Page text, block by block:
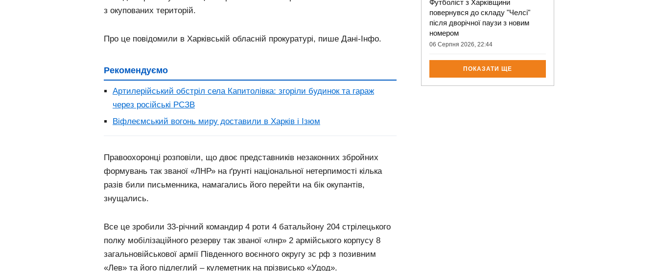
з окупованих територій.
Про це повідомили в Харківській обласній прокуратурі, пише Дані-Інфо.
Рекомендуємо
Артилерійський обстріл села Капитолівка: згоріли будинок та гараж
через російські РСЗВ
Віфлеємський вогонь миру доставили в Харків і Ізюм
Правоохоронці розповіли, що двоє представників незаконних збройних
формувань так званої «ЛНР» на ґрунті національної нетерпимості кілька
разів били письменника, намагались його перейти на бік окупантів,
знущались.
Все це зробили 33-річний командир 4 роти 4 батальйону 204 стрілецького
полку мобілізаційного резерву так званої «лнр» 2 армійського корпусу 8
загальновійськової армії Південного воєнного округу зс рф з позивним
«Лев» та його підлеглий – кулеметник на прізвисько «Удод».
Футболіст з Харківщини
повернувся до складу "Челсі"
після дворічної паузи з новим
номером
06 Серпня 2026, 22:44
ПОКАЗАТИ ЩЕ